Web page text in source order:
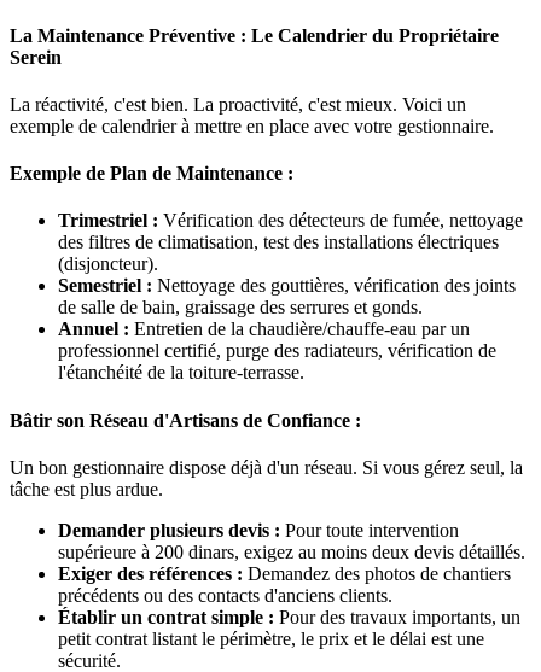
La Maintenance Préventive : Le Calendrier du Propriétaire
Serein
La réactivité, c'est bien. La proactivité, c'est mieux. Voici un
exemple de calendrier à mettre en place avec votre gestionnaire.
Exemple de Plan de Maintenance :
Trimestriel : Vérification des détecteurs de fumée, nettoyage
des filtres de climatisation, test des installations électriques
(disjoncteur).
Semestriel : Nettoyage des gouttières, vérification des joints
de salle de bain, graissage des serrures et gonds.
Annuel : Entretien de la chaudière/chauffe-eau par un
professionnel certifié, purge des radiateurs, vérification de
l'étanchéité de la toiture-terrasse.
Bâtir son Réseau d'Artisans de Confiance :
Un bon gestionnaire dispose déjà d'un réseau. Si vous gérez seul, la
tâche est plus ardue.
Demander plusieurs devis : Pour toute intervention
supérieure à 200 dinars, exigez au moins deux devis détaillés.
Exiger des références : Demandez des photos de chantiers
précédents ou des contacts d'anciens clients.
Établir un contrat simple : Pour des travaux importants, un
petit contrat listant le périmètre, le prix et le délai est une
sécurité.